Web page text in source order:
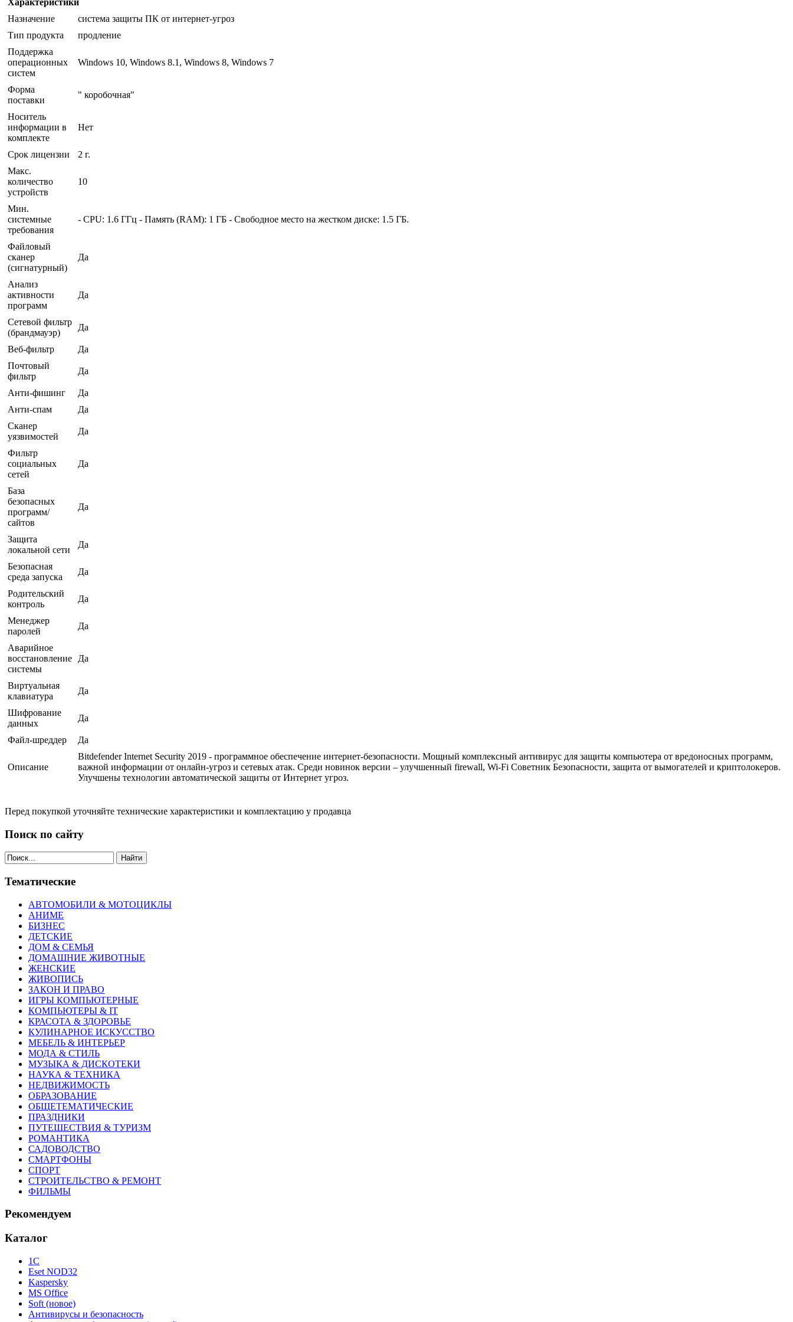
Назначение
система защиты ПК от интернет-угроз
Тип продукта
продление
Поддержка
операционных
систем
Windows 10, Windows 8.1, Windows 8, Windows 7
Форма
поставки
" коробочная"
Носитель
информации в
комплекте
Нет
Срок лицензии
2 г.
Макс.
количество
устройств
10
Мин.
системные
требования
- CPU: 1.6 ГГц - Память (RAM): 1 ГБ - Свободное место на жестком диске: 1.5 ГБ.
Файловый
сканер
(сигнатурный)
Да
Анализ
активности
программ
Да
Сетевой фильтр
(брандмауэр)
Да
Веб-фильтр
Да
Почтовый
фильтр
Да
Анти-фишинг
Да
Анти-спам
Да
Сканер
уязвимостей
Да
Фильтр
социальных
сетей
Да
База
безопасных
программ/
сайтов
Да
Защита
локальной сети
Да
Безопасная
среда запуска
Да
Родительский
контроль
Да
Менеджер
паролей
Да
Аварийное
восстановление
системы
Да
Виртуальная
клавиатура
Да
Шифрование
данных
Да
Файл-шреддер Да
Описание
Bitdefender Internet Security 2019 - программное обеспечение интернет-безопасности. Мощный комплексный антивирус для защиты компьютера от вредоносных программ,
важной информации от онлайн-угроз и сетевых атак. Среди новинок версии – улучшенный firewall, Wi-Fi Советник Безопасности, защита от вымогателей и криптолокеров.
Улучшены технологии автоматической защиты от Интернет угроз.
Перед покупкой уточняйте технические характеристики и комплектацию у продавца
Поиск по сайту
Найти
Тематические
АВТОМОБИЛИ & МОТОЦИКЛЫ
АНИМЕ
БИЗНЕС
ДЕТСКИЕ
ДОМ & СЕМЬЯ
ДОМАШНИЕ ЖИВОТНЫЕ
ЖЕНСКИЕ
ЖИВОПИСЬ
ЗАКОН И ПРАВО
ИГРЫ КОМПЬЮТЕРНЫЕ
КОМПЬЮТЕРЫ & IT
КРАСОТА & ЗДОРОВЬЕ
КУЛИНАРНОЕ ИСКУССТВО
МЕБЕЛЬ & ИНТЕРЬЕР
МОДА & СТИЛЬ
МУЗЫКА & ДИСКОТЕКИ
НАУКА & ТЕХНИКА
НЕДВИЖИМОСТЬ
ОБРАЗОВАНИЕ
ОБЩЕТЕМАТИЧЕСКИЕ
ПРАЗДНИКИ
ПУТЕШЕСТВИЯ & ТУРИЗМ
РОМАНТИКА
САДОВОДСТВО
СМАРТФОНЫ
СПОРТ
СТРОИТЕЛЬСТВО & РЕМОНТ
ФИЛЬМЫ
Рекомендуем
Каталог
1С
Eset NOD32
Kaspersky
MS Office
Soft (новое)
Антивирусы и безопасность